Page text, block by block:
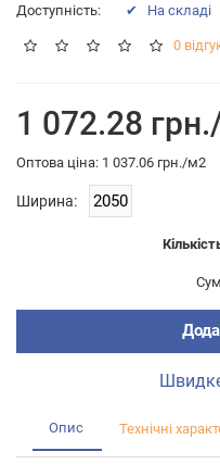
Доступність:
✔ На складі
0
1 072.28
Оптова цiна: 1 037.06 грн./м2
Ширина:
Опис Технічні